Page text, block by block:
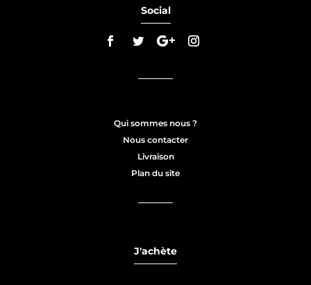
Social
Qui sommes nous ?
Nous contacter
Livraison
Plan du site
J'achète